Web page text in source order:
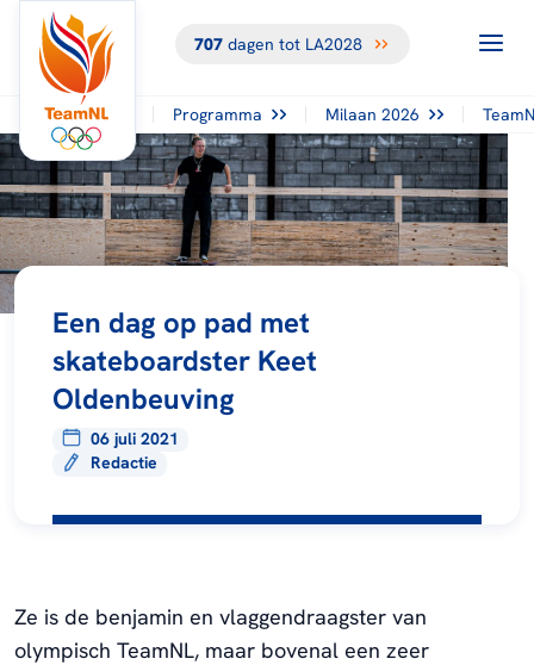
707dagen tot LA2028
Programma Milaan 2026
Een dag op pad met
skateboardster Keet
Oldenbeuving
06 juli 2021
Redactie
Ze is de benjamin en vlaggendraagster van
olympisch TeamNL, maar bovenal een zeer